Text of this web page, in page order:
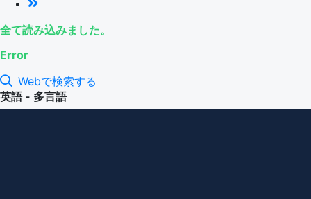
全て読み込みました。
Error
Webで検索する
英語 - 多言語